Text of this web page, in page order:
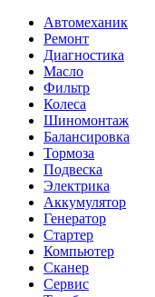
Автомеханик
Ремонт
Диагностика
Масло
Фильтр
Колеса
Шиномонтаж
Балансировка
Тормоза
Подвеска
Электрика
Аккумулятор
Генератор
Стартер
Компьютер
Сканер
Сервис